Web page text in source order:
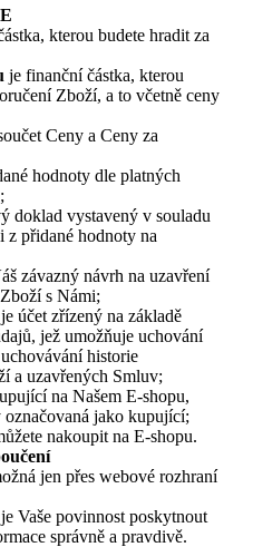
kterou budete hradit za
je finanční částka, kterou
Zboží, a to včetně ceny
Ceny a Ceny za
hodnoty dle platných
doklad vystavený v souladu
z přidané hodnoty na
závazný návrh na uzavření
s Námi;
je účet zřízený na základě
jež umožňuje uchování
historie
a uzavřených Smluv;
na Našem E-shopu,
jako kupující;
nakoupit na E-shopu.
jen přes webové rozhraní
Vaše povinnost poskytnout
správně a pravdivě.